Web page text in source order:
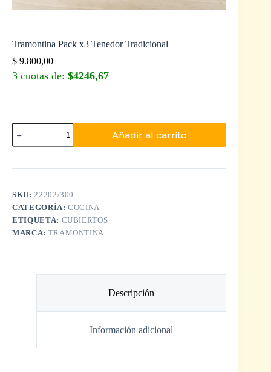
Tramontina Pack x3 Tenedor Tradicional
$ 9.800,00
3 cuotas de: $4246,67
Añadir al carrito
SKU:22202/300
CATEGORÍA:COCINA
ETIQUETA: CUBIERTOS
MARCA: TRAMONTINA
Descripción
Información adicional